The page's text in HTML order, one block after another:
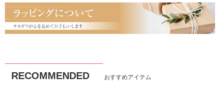
RECOMMENDED おすすめアイテム